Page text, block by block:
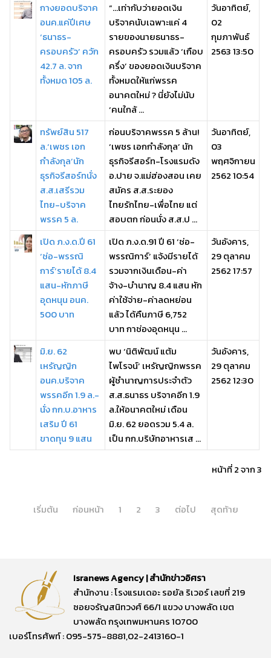
กางยอดบริจาค
อนค.แค่ปีเศษ
‘ธนาธร-
ครอบครัว’ ควัก
42.7 ล. จาก
ทั้งหมด 105 ล.
“…เท่ากับว่ายอดเงิน
บริจาคนับเฉพาะแค่ 4
รายของนายธนาธร-
ครอบครัว รวมแล้ว ‘เกือบ
ครึ่ง’ ของยอดเงินบริจาค
ทั้งหมดให้แก่พรรค
อนาคตใหม่ ? นี่ยังไม่นับ
‘คนใกล้ ...
วันอาทิตย์,
02
กุมภาพันธ์
2563 13:50
ทรัพย์สิน 517
ล.‘เพชร เอก
กำลังกุล’นัก
ธุรกิจรีสอร์ทนั่ง
ส.ส.เสรีรวม
ไทย-บริจาค
พรรค 5 ล.
ก่อนบริจาคพรรค 5 ล้าน!
‘เพชร เอกกำลังกุล’ นัก
ธุรกิจรีสอร์ท-โรงแรมดัง
อ.ปาย จ.แม่ฮ่องสอน เคย
สมัคร ส.ส.ระยอง
ไทยรักไทย-เพื่อไทย แต่
สอบตก ก่อนนั่ง ส.ส.ป ...
วันอาทิตย์,
03
พฤศจิกายน
2562 10:54
เปิด ภ.ง.ด.ปี 61
‘ช่อ-พรรณิ
การ์’รายได้ 8.4
แสน-หักภาษี
อุดหนุน อนค.
500 บาท
เปิด ภ.ง.ด.91 ปี 61 ‘ช่อ-
พรรณิการ์’ แจ้งมีรายได้
รวมจากเงินเดือน-ค่า
จ้าง-บำนาญ 8.4 แสน หัก
ค่าใช้จ่าย-ค่าลดหย่อน
แล้ว ได้คืนภาษี 6,752
บาท กาช่องอุดหนุน ...
วันอังคาร,
29 ตุลาคม
2562 17:57
มิ.ย. 62
เหรัญญิก
อนค.บริจาค
พรรคอีก 1.9 ล.-
นั่ง กก.บ.อาหาร
เสริม ปี 61
ขาดทุน 9 แสน
พบ ‘นิติพัฒน์ แต้ม
ไพโรจน์’ เหรัญญิกพรรค
ผู้ชำนาญการประจำตัว
ส.ส.ธนาธร บริจาคอีก 1.9
ล.ให้อนาคตใหม่ เดือน
มิ.ย. 62 ยอดรวม 5.4 ล.
เป็น กก.บริษัทอาหารเส ...
วันอังคาร,
29 ตุลาคม
2562 12:30
หน้าที่ 2 จาก 3
เริ่มต้น ก่อนหน้า 1 2 3 ต่อไป สุดท้าย
Isranews Agency | สำนักข่าวอิศรา
สำนักงาน : โรงแรมเดอะ รอยัล ริเวอร์ เลขที่ 219
ซอยจรัญสนิทวงศ์ 66/1 แขวง บางพลัด เขต
บางพลัด กรุงเทพมหานคร 10700
เบอร์โทรศัพท์ : 095-575-8881,02-2413160-1